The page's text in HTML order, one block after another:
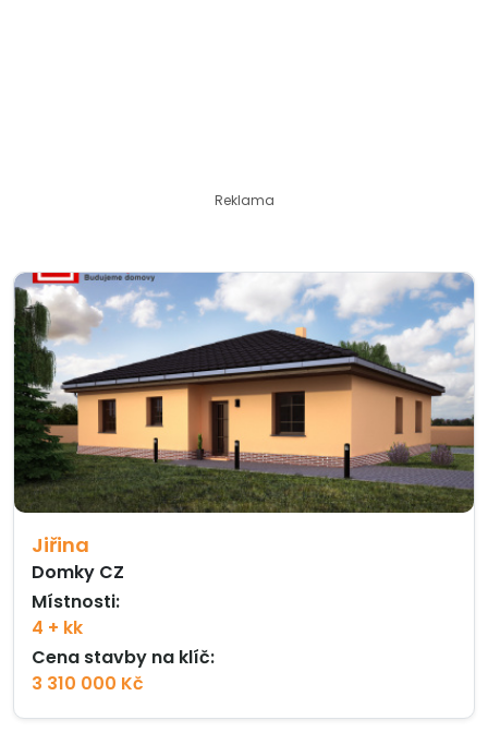
Reklama
Jiřina
Domky CZ
Místnosti:
4 + kk
Cena stavby na klíč:
3 310 000 Kč